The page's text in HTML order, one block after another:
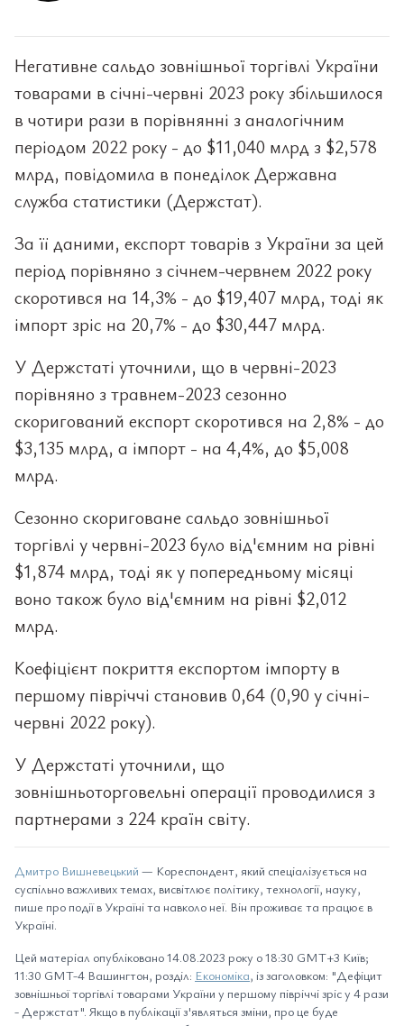
Негативне сальдо зовнішньої торгівлі України
товарами в січні-червні 2023 року збільшилося
в чотири рази в порівнянні з аналогічним
періодом 2022 року - до $11,040 млрд з $2,578
млрд, повідомила в понеділок Державна
служба статистики (Держстат).
За її даними, експорт товарів з України за цей
період порівняно з січнем-червнем 2022 року
скоротився на 14,3% - до $19,407 млрд, тоді як
імпорт зріс на 20,7% - до $30,447 млрд.
У Держстаті уточнили, що в червні-2023
порівняно з травнем-2023 сезонно
скоригований експорт скоротився на 2,8% - до
$3,135 млрд, а імпорт - на 4,4%, до $5,008
млрд.
Сезонно скориговане сальдо зовнішньої
торгівлі у червні-2023 було від'ємним на рівні
$1,874 млрд, тоді як у попередньому місяці
воно також було від'ємним на рівні $2,012
млрд.
Коефіцієнт покриття експортом імпорту в
першому півріччі становив 0,64 (0,90 у січні-
червні 2022 року).
У Держстаті уточнили, що
зовнішньоторговельні операції проводилися з
партнерами з 224 країн світу.
Дмитро Вишневецький — Кореспондент, який спеціалізується на
суспільно важливих темах, висвітлює політику, технології, науку,
пише про події в Україні та навколо неї. Він проживає та працює в
Україні.
Цей матеріал опубліковано 14.08.2023 року о 18:30 GMT+3 Київ;
11:30 GMT-4 Вашингтон, розділ: Економіка, із заголовком: "Дефіцит
зовнішньої торгівлі товарами України у першому півріччі зріс у 4 рази
- Держстат". Якщо в публікації з'являться зміни, про це буде